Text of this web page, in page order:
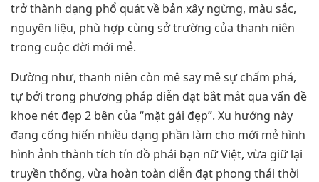
trở thành dạng phổ quát về bản xây ngừng, màu sắc,
nguyên liệu, phù hợp cùng sở trường của thanh niên
trong cuộc đời mới mẻ.
Dường như, thanh niên còn mê say mê sự chấm phá,
tự bởi trong phương pháp diễn đạt bắt mắt qua vấn đề
khoe nét đẹp 2 bên của “mặt gái đẹp”. Xu hướng này
đang cống hiến nhiều dạng phần làm cho mới mẻ hình
hình ảnh thành tích tín đồ phái bạn nữ Việt, vừa giữ lại
truyền thống, vừa hoàn toàn diễn đạt phong thái thời